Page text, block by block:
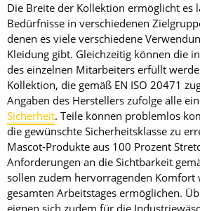
Die Breite der Kollektion ermöglicht es
Bedürfnisse in verschiedenen
denen es viele verschiedene
Kleidung gibt. Gleichzeitig können die
des einzelnen Mitarbeiters erfüllt
Kollektion, die gemäß EN ISO 20471
Angaben des Herstellers zufolge alle
Sicherheit. Teile können problemlos
die gewünschte Sicherheitsklasse zu
Mascot-Produkte aus 100 Prozent
Anforderungen an die Sichtbarkeit
sollen zudem hervorragenden Komfort
gesamten Arbeitstages ermöglichen.